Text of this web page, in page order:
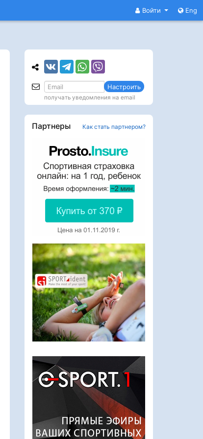
Войти Eng
Настроить
получать уведомления на email
Партнеры Как стать партнером?